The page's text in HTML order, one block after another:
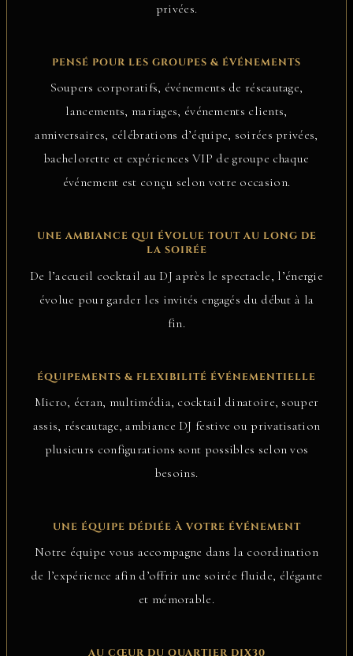
privées.
PENSÉ POUR LES GROUPES & ÉVÉNEMENTS
Soupers corporatifs, événements de réseautage,
lancements, mariages, événements clients,
anniversaires, célébrations d’équipe, soirées privées,
bachelorette et expériences VIP de groupe chaque
événement est conçu selon votre occasion.
UNE AMBIANCE QUI ÉVOLUE TOUT AU LONG DE
LA SOIRÉE
De l’accueil cocktail au DJ après le spectacle, l’énergie
évolue pour garder les invités engagés du début à la
fin.
ÉQUIPEMENTS & FLEXIBILITÉ ÉVÉNEMENTIELLE
Micro, écran, multimédia, cocktail dinatoire, souper
assis, réseautage, ambiance DJ festive ou privatisation
plusieurs configurations sont possibles selon vos
besoins.
UNE ÉQUIPE DÉDIÉE À VOTRE ÉVÉNEMENT
Notre équipe vous accompagne dans la coordination
de l’expérience afin d’offrir une soirée fluide, élégante
et mémorable.
AU CŒUR DU QUARTIER DIX30